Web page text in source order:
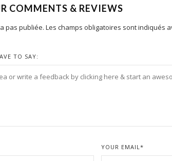
COMMENTS & REVIEWS
pas publiée. Les champs obligatoires sont indiqués
TO SAY:
YOUR EMAIL*